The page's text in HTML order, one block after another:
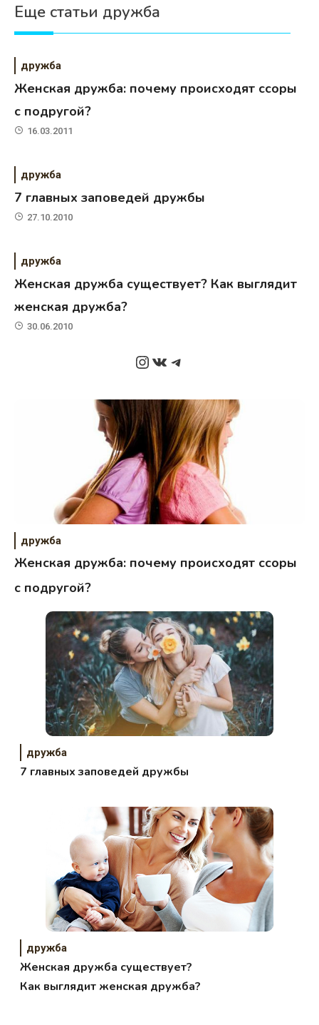
Еще статьи дружба
дружба
Женская дружба: почему происходят ссоры
с подругой?
16.03.2011
дружба
7 главных заповедей дружбы
27.10.2010
дружба
Женская дружба существует? Как выглядит
женская дружба?
30.06.2010
Instagram
ВКонтакте
Telegram
дружба
Женская дружба: почему происходят ссоры
с подругой?
дружба
7 главных заповедей дружбы
дружба
Женская дружба существует?
Как выглядит женская дружба?